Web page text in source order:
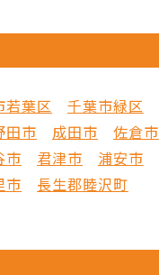
若葉区
千葉市緑区
田市 成田市
佐倉市
市 君津市
浦安市
市
長生郡睦沢町